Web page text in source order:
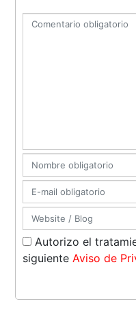
Autorizo el
siguienteAviso de